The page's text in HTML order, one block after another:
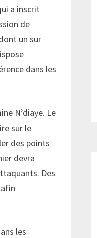
a inscrit
de
un sur
dans les
N’diaye. Le
sur le
des points
devra
Des
les